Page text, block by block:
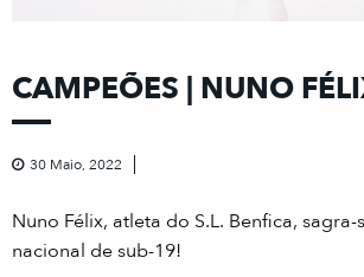
CAMPEÕES | NUNO
30 Maio, 2022
Nuno Félix, atleta do S.L. Benfica,
nacional de sub-19!